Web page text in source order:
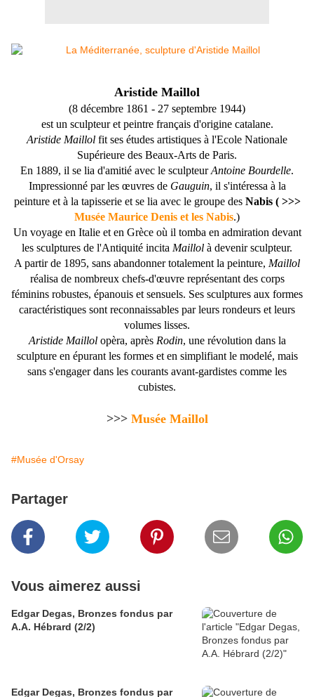
Aristide Maillol
(8 décembre 1861 - 27 septembre 1944)
est un sculpteur et peintre français d'origine catalane.
Aristide Maillol fit ses études artistiques à l'Ecole Nationale
Supérieure des Beaux-Arts de Paris.
En 1889, il se lia d'amitié avec le sculpteurAntoine Bourdelle.
Impressionné par les œuvres de Gauguin, il s'intéressa à la
peinture et à la tapisserie et se lia avec le groupe des Nabis ( >>>
Musée Maurice Denis et les Nabis.)
Un voyage en Italie et en Grèce où il tomba en admiration devant
les sculptures de l'Antiquité incita Maillol à devenir sculpteur.
A partir de 1895, sans abandonner totalement la peinture, Maillol
réalisa de nombreux chefs-d'œuvre représentant des corps
féminins robustes, épanouis et sensuels. Ses sculptures aux formes
caractéristiques sont reconnaissables par leurs rondeurs et leurs
volumes lisses.
Aristide Maillolopèra, après Rodin, une révolution dans la
sculpture en épurant les formes et en simplifiant le modelé, mais
sans s'engager dans les courants avant-gardistes comme les
cubistes.
>>> Musée Maillol
#Musée d'Orsay
Partager
Vous aimerez aussi
Edgar Degas, Bronzes fondus par
A.A. Hébrard (2/2)
Edgar Degas, Bronzes fondus par